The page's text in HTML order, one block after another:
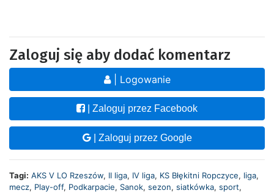
Zaloguj się aby dodać komentarz
| Logowanie
| Zaloguj przez Facebook
| Zaloguj przez Google
Tagi: AKS V LO Rzeszów, II liga, IV liga, KS Błękitni Ropczyce, liga,
mecz, Play-off, Podkarpacie, Sanok, sezon, siatkówka, sport,